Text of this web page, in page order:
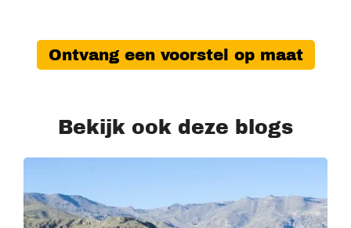
Ontvang een voorstel op maat
Bekijk ook deze blogs